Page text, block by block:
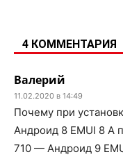
4 КОММЕНТАРИЯ
Валерий
11.02.2020 в 14:49
Почему при
Андроид 8 EMUI 8 А
710 — Андроид 9